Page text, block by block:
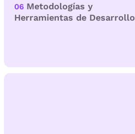
06 Metodologías y
Herramientas de Desarrollo